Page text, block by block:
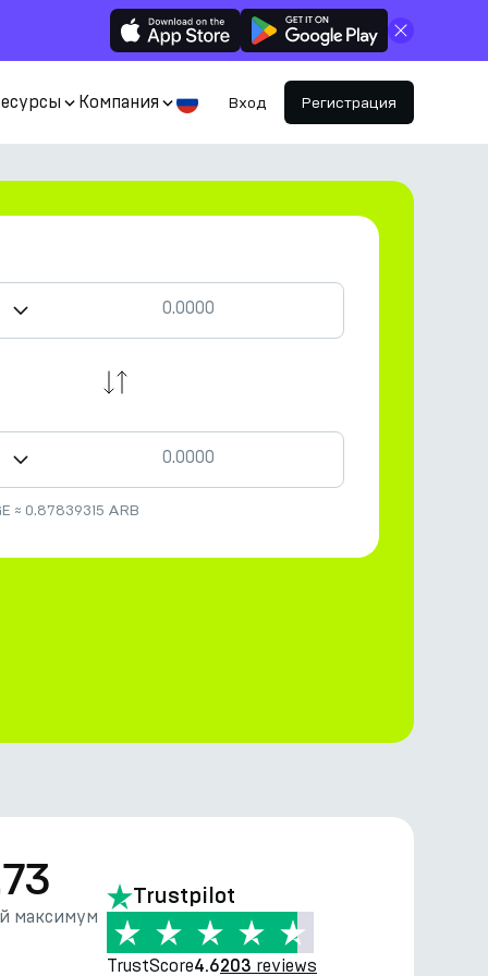
Закрыть
Компания Вход Регистрация
≈ 0.87839315 ARB
максимум
Trustpilot
TrustScore4.6203 reviews